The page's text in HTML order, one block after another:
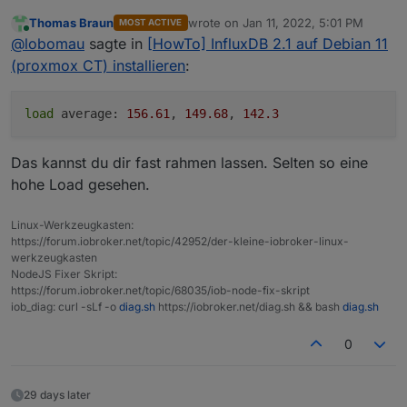
CPU. Ist seit paar Stunden so, komme grad nach
Hause...
top - 17:57:26 up 39 days,  3:27,  3 users,
Tasks: 400 total,   1 running, 399
%Cpu(s):  0.4 us, 25.4 sy,  0.0 ni,  0.0
3783114 root      20   0   10700   4432
3842149 101000    20   0  758568  56352
1 root      20   0  164588   8896
2 root      20   0       0      0
3 root       0 -20       0      0
4 root       0 -20       0      0
6 root       0 -20       0      0
10 root      20   0       0      0
Online
Thomas Braun MOST ACTIVE wrote on Jan 11, 2022, 5:01 PM
last edited by
@lobomau sagte in [HowTo] InfluxDB 2.1 auf Debian 11
(proxmox CT) installieren:
load average: 156.61 , 149.68, 142.3
Das kannst du dir fast rahmen lassen. Selten so eine
hohe Load gesehen.
Linux-Werkzeugkasten:
https://forum.iobroker.net/topic/42952/der-kleine-iobroker-linux-
werkzeugkasten
NodeJS Fixer Skript:
https://forum.iobroker.net/topic/68035/iob-node-fix-skript
iob_diag: curl -sLf -o diag.sh https://iobroker.net/diag.sh && bash diag.sh
0
29 days later